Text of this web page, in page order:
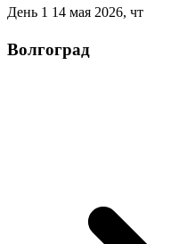
День 1 14 мая 2026, чт
Волгоград